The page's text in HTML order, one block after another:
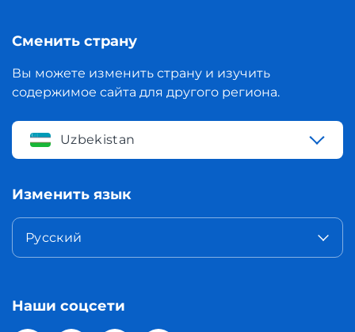
Сменить страну
Вы можете изменить страну и изучить
содержимое сайта для другого региона.
Uzbekistan
Изменить язык
Русский
Наши соцсети